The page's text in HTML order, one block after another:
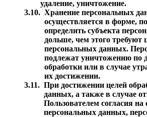
удаление, уничтожение.
3.10. Хранение персональных
осуществляется в форме,
определить субъекта
дольше, чем этого требуют
персональных данных.
подлежат уничтожению по
обработки или в случае
их достижении.
3.11. При достижении целей
данных, а также в случае
Пользователем согласия на
персональных данных,